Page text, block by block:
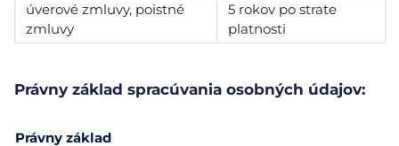
úverové zmluvy, poistné
zmluvy
5 rokov po strate
platnosti
Právny základ spracúvania osobných údajov:
Právny základ